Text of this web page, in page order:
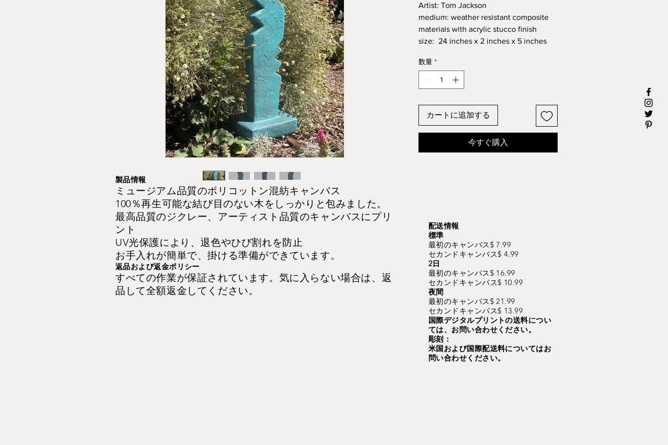
Artist: Tom Jackson
medium: weather resistant composite
materials with acrylic stucco finish
size: 24 inches x 2 inches x 5 inches
数量 *
カートに追加する
今すぐ購入
製品情報
ミュージアム品質のポリコットン混紡キャンバス
100％再生可能な結び目のない木をしっかりと包みました。
最高品質のジクレー、アーティスト品質のキャンバスにプリ
ント
UV光保護により、退色やひび割れを防止
お手入れが簡単で、掛ける準備ができています。
返品および返金ポリシー
すべての作業が保証されています。気に入らない場合は、返
品して全額返金してください。
配送情報
標準
最初のキャンバス$ 7.99
セカンドキャンバス$ 4.99
2日
最初のキャンバス$ 16.99
セカンドキャンバス$ 10.99
夜間
最初のキャンバス$ 21.99
セカンドキャンバス$ 13.99
国際デジタルプリントの送料につい
ては、お問い合わせください。
彫刻：
米国および国際配送料についてはお
問い合わせください。